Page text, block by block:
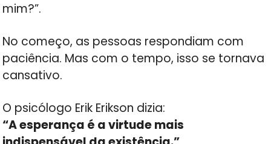
mim?”.
No começo, as pessoas respondiam com
paciência. Mas com o tempo, isso se tornava
cansativo.
O psicólogo Erik Erikson dizia:
“A esperança é a virtude mais